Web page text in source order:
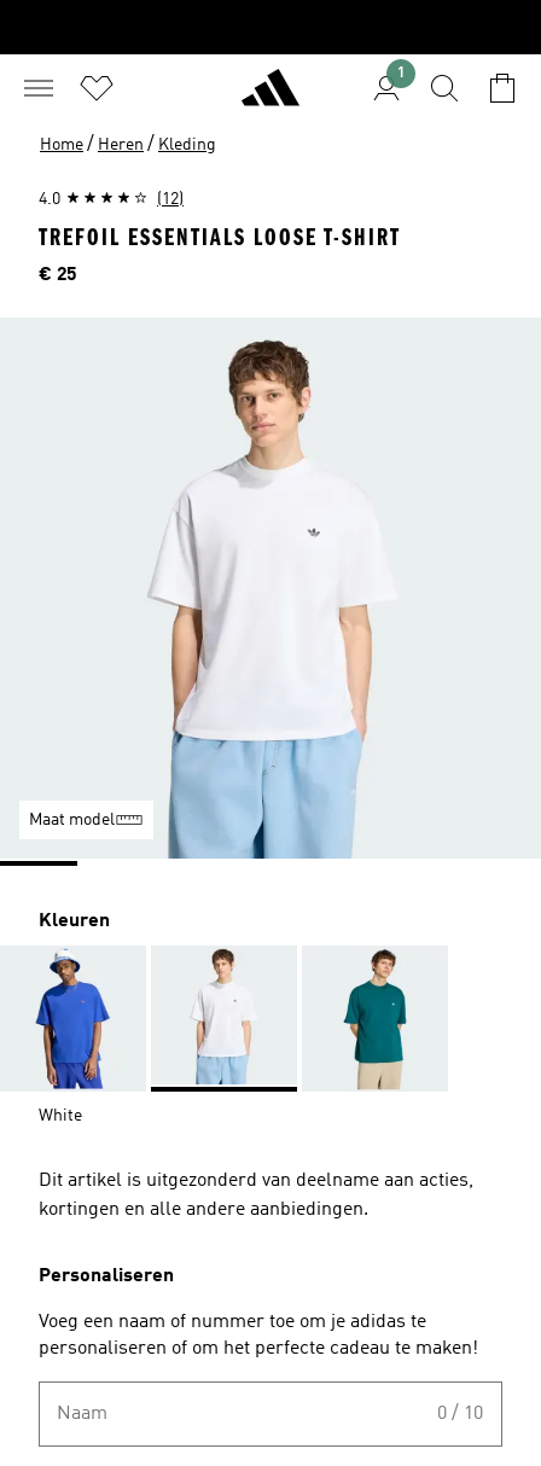
1
Home / Heren / Kleding
4.0 (12)
TREFOIL ESSENTIALS LOOSE T-SHIRT
Price
€ 25
Maat model
Kleuren
White
Dit artikel is uitgezonderd van deelname aan acties,
kortingen en alle andere aanbiedingen.
Personaliseren
Voeg een naam of nummer toe om je adidas te
personaliseren of om het perfecte cadeau te maken!
Naam 0 / 10